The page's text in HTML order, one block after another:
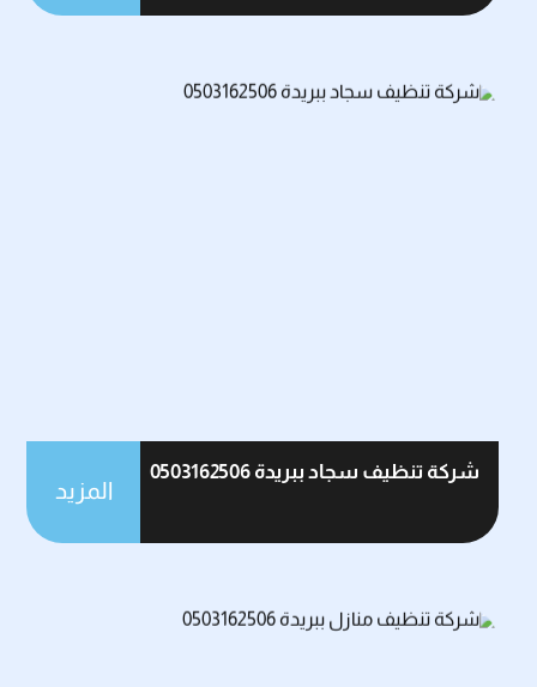
شركة تنظيف سجاد ببريدة 0503162506
المزيد